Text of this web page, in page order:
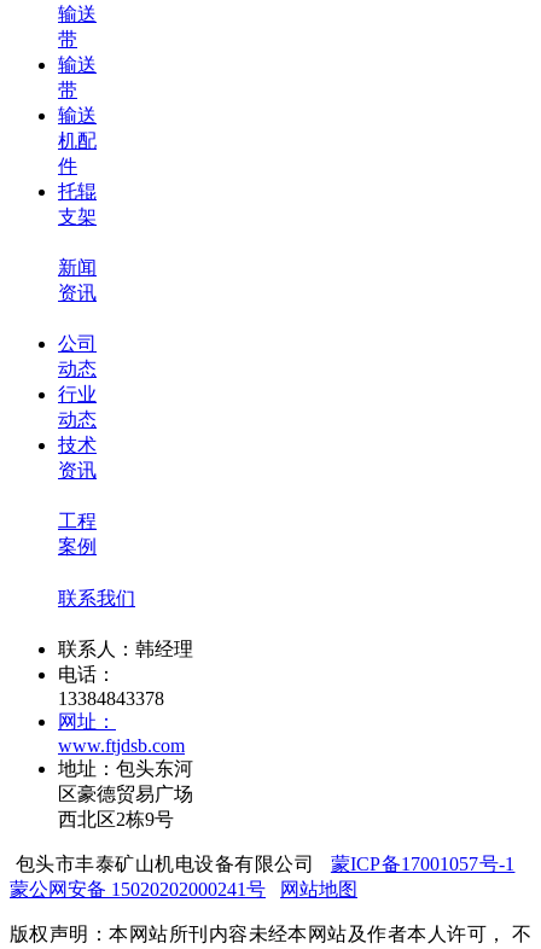
输送
带
输送
带
输送
机配
件
托辊
支架
新闻
资讯
公司
动态
行业
动态
技术
资讯
工程
案例
联系我们
联系人：韩经理
电话：
13384843378
网址：
www.ftjdsb.com
地址：包头东河
区豪德贸易广场
西北区2栋9号
包头市丰泰矿山机电设备有限公司 蒙ICP备17001057号-1
蒙公网安备 15020202000241号
网站地图
版权声明：本网站所刊内容未经本网站及作者本人许可， 不